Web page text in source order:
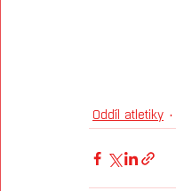
Oddíl atletiky